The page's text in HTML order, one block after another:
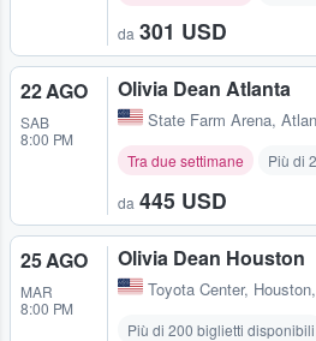
da 301 USD
22 AGO
SAB
8:00 PM
Olivia Dean Atlanta
State Farm Arena,
Tra due settimane Più di
da 445 USD
25 AGO
MAR
8:00 PM
Olivia Dean Houston
Toyota Center,
Più di 200 biglietti disponibili